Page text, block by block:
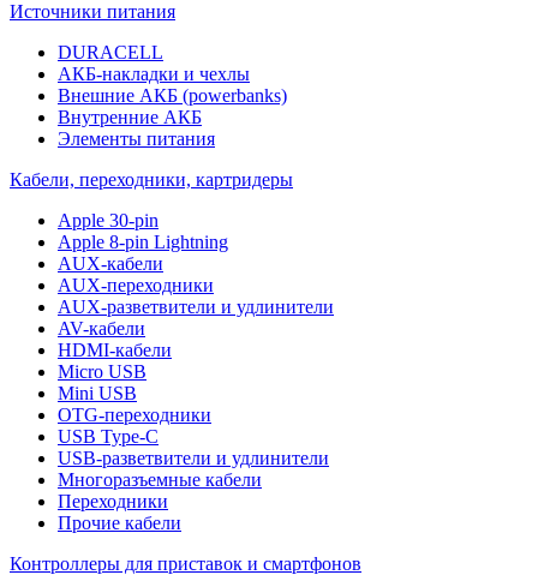
Источники питания
DURACELL
АКБ-накладки и чехлы
Внешние АКБ (powerbanks)
Внутренние АКБ
Элементы питания
Кабели, переходники, картридеры
Apple 30-pin
Apple 8-pin Lightning
AUX-кабели
AUX-переходники
AUX-разветвители и удлинители
AV-кабели
HDMI-кабели
Micro USB
Mini USB
OTG-переходники
USB Type-C
USB-разветвители и удлинители
Многоразъемные кабели
Переходники
Прочие кабели
Контроллеры для приставок и смартфонов